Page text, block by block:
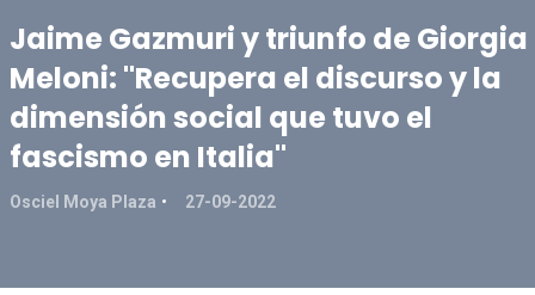
Jaime Gazmuri y triunfo de Giorgia
Meloni: "Recupera el discurso y la
dimensión social que tuvo el
fascismo en Italia"
Osciel Moya Plaza 27-09-2022